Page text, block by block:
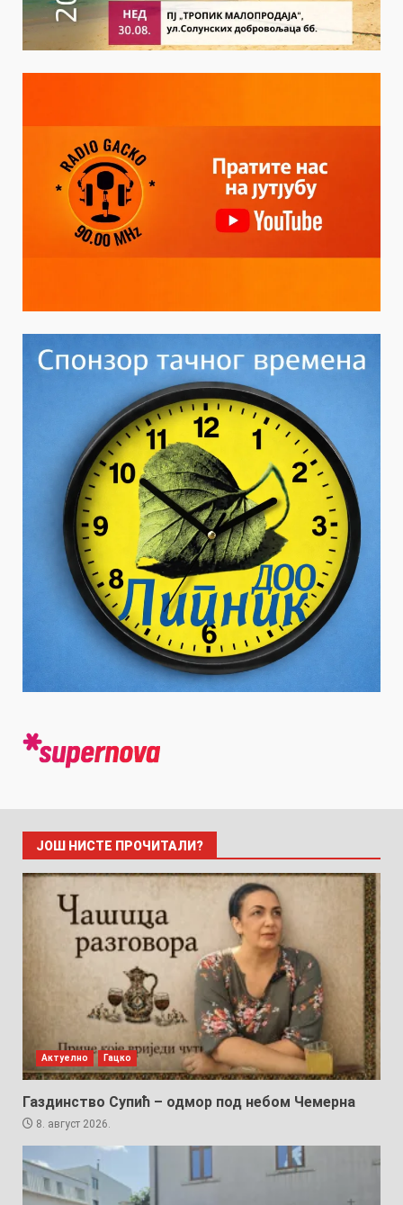
ЈОШ НИСТЕ ПРОЧИТАЛИ?
Актуелно Гацко
Газдинство Супић – одмор под небом Чемерна
8. август 2026.